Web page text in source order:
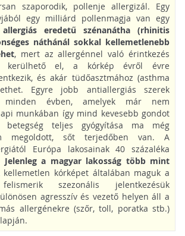
szaporodik, pollenje allergizál. Egy
egy milliárd pollenmagja van egy
eredetű szénanátha (rhinitis
náthánál sokkal kellemetlenebb
, mert az allergénnel való érintkezés
kerülhető el, a kórkép évről évre
és akár tüdőasztmához (asthma
Egyre jobb antiallergiás szerek
minden évben, amelyek már nem
munkában így mind kevesebb gondot
teljes gyógyítása ma még
megoldott, sőt terjedőben van. A
Európa lakosainak 40 százaléka
Jelenleg a magyar lakosság több mint
kellemetlen kórképet általában maguk a
szezonális jelentkezésük
agresszív és vezető helyen áll a
allergénekre (szőr, toll, poratka stb.)